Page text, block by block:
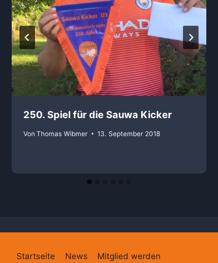
250. Spiel für die Sauwa Kicker
Von Thomas Wibmer 13. September 2018
Startseite News Mitglied werden